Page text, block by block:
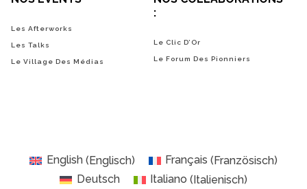
Les Afterworks
Les Talks
Le Village Des Médias
:
Le Clic D’Or
Le Forum Des Pionniers
English(Englisch) Français (Französisch)
Deutsch
Italiano (Italienisch)